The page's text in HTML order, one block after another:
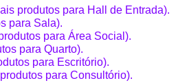
produtos para Hall de Entrada).
para Sala).
para Área Social).
para Quarto).
para Escritório).
para Consultório).